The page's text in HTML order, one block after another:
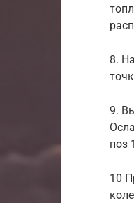
8.
9.
поз
10